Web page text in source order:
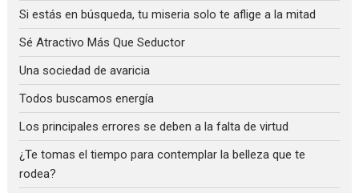
Si estás en búsqueda, tu miseria solo te aflige a la mitad
Sé Atractivo Más Que Seductor
Una sociedad de avaricia
Todos buscamos energía
Los principales errores se deben a la falta de virtud
¿Te tomas el tiempo para contemplar la belleza que te
rodea?